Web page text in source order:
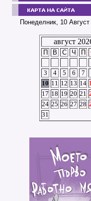
Понеделник, 10 Август
август
П В С Ч П
3
4 5 6 7
10 11 12 13 14
17 18 19 20 21
24 25 26 27 28
31